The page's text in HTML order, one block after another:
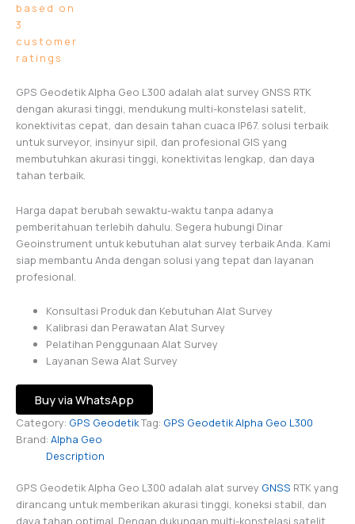
based on
3
customer
ratings
GPS Geodetik Alpha Geo L300 adalah alat survey GNSS RTK
dengan akurasi tinggi, mendukung multi-konstelasi satelit,
konektivitas cepat, dan desain tahan cuaca IP67. solusi terbaik
untuk surveyor, insinyur sipil, dan profesional GIS yang
membutuhkan akurasi tinggi, konektivitas lengkap, dan daya
tahan terbaik.
Harga dapat berubah sewaktu-waktu tanpa adanya
pemberitahuan terlebih dahulu. Segera hubungi Dinar
Geoinstrument untuk kebutuhan alat survey terbaik Anda. Kami
siap membantu Anda dengan solusi yang tepat dan layanan
profesional.
Konsultasi Produk dan Kebutuhan Alat Survey
Kalibrasi dan Perawatan Alat Survey
Pelatihan Penggunaan Alat Survey
Layanan Sewa Alat Survey
Buy via WhatsApp
Category: GPS GeodetikTag: GPS Geodetik Alpha Geo L300
Brand: Alpha Geo
Description
GPS Geodetik Alpha Geo L300 adalah alat survey GNSS RTK yang
dirancang untuk memberikan akurasi tinggi, koneksi stabil, dan